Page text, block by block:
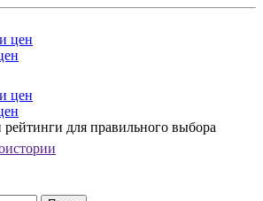
для правильного выбора